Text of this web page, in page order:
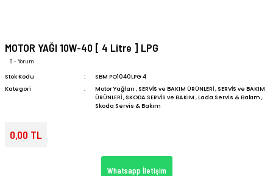
MOTOR YAĞI 10W-40 [ 4 Litre ] LPG
0 - Yorum
Stok Kodu
SBM PO1040LPG 4
Kategori
Motor Yağları , SERVİS ve BAKIM ÜRÜNLERİ, SERVİS ve BAKIM
ÜRÜNLERİ, SKODA SERVİS ve BAKIM ,Lada Servis & Bakım ,
Skoda Servis & Bakım
0,00 TL
Whatsapp İletişim